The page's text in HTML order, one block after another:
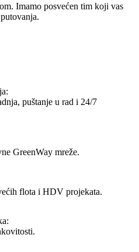
Imamo posvećen tim koji vas
puštanje u rad i 24/7
GreenWay mreže.
flota i HDV projekata.